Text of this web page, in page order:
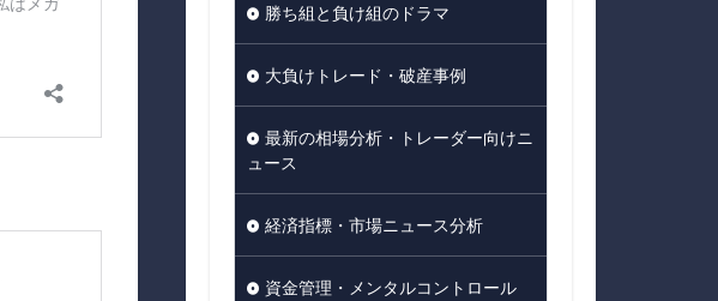
勝ち組と負け組のドラマ
大負けトレード・破産事例
最新の相場分析・トレーダー向けニ
ュース
経済指標・市場ニュース分析
資金管理・メンタルコントロール